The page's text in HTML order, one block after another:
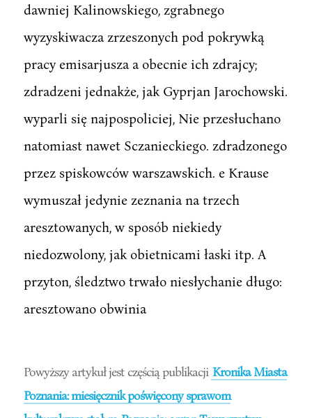
dawniej Kalinowskiego, zgrabnego
wyzyskiwacza zrzeszonych pod pokrywką
pracy emisarjusza a obecnie ich zdrajcy;
zdradzeni jednakże, jak Gyprjan Jarochowski.
wyparli się najpospoliciej, Nie przesłuchano
natomiast nawet Sczanieckiego. zdradzonego
przez spiskowców warszawskich. e Krause
wymuszał jedynie zeznania na trzech
aresztowanych, w sposób niekiedy
niedozwolony, jak obietnicami łaski itp. A
przyton, śledztwo trwało niesłychanie długo:
aresztowano obwinia
Powyższy artykuł jest częścią publikacji Kronika Miasta
Poznania: miesięcznik poświęcony sprawom